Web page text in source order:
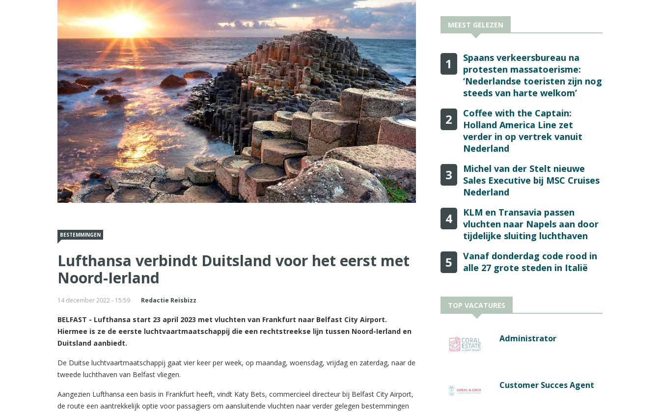
BESTEMMINGEN
Lufthansa verbindt Duitsland voor het eerst met
Noord-Ierland
14 december 2022 - 15:59 Redactie Reisbizz
BELFAST - Lufthansa start 23 april 2023 met vluchten van Frankfurt naar Belfast City Airport.
Hiermee is ze de eerste luchtvaartmaatschappij die een rechtstreekse lijn tussen Noord-Ierland en
Duitsland aanbiedt.
De Duitse luchtvaartmaatschappij gaat vier keer per week, op maandag, woensdag, vrijdag en zaterdag, naar de
tweede luchthaven van Belfast vliegen.
Aangezien Lufthansa een basis in Frankfurt heeft, vindt Katy Bets, commercieel directeur bij Belfast City Airport,
de route een aantrekkelijk optie voor passagiers om aansluitende vluchten naar verder gelegen bestemmingen
MEEST GELEZEN
1
Spaans verkeersbureau na
protesten massatoerisme:
‘Nederlandse toeristen zijn nog
steeds van harte welkom’
2
Coffee with the Captain:
Holland America Line zet
verder in op vertrek vanuit
Nederland
3
Michel van der Stelt nieuwe
Sales Executive bij MSC Cruises
Nederland
4
KLM en Transavia passen
vluchten naar Napels aan door
tijdelijke sluiting luchthaven
5
Vanaf donderdag code rood in
alle 27 grote steden in Italië
TOP VACATURES
Administrator
Customer Succes Agent